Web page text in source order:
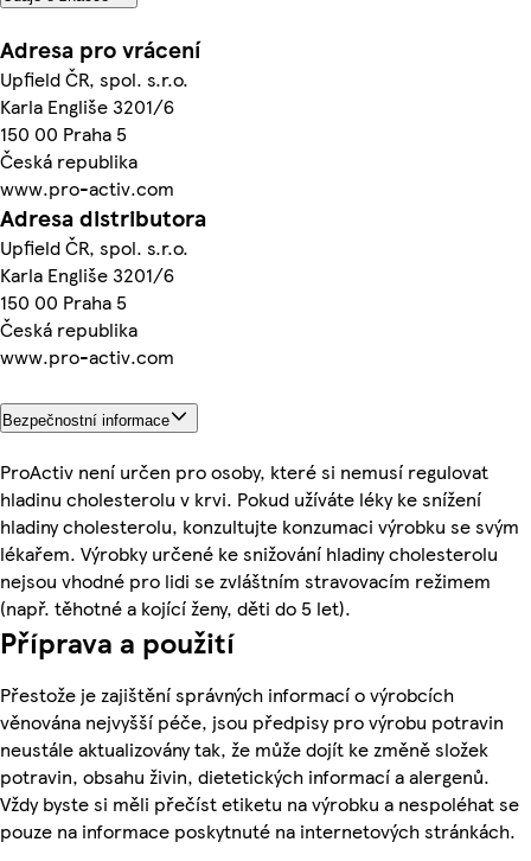
Adresa pro vrácení
Upfield ČR, spol. s.r.o.
Karla Engliše 3201/6
150 00 Praha 5
Česká republika
www.pro-activ.com
Adresa distributora
Upfield ČR, spol. s.r.o.
Karla Engliše 3201/6
150 00 Praha 5
Česká republika
www.pro-activ.com
Bezpečnostní informace
ProActiv není určen pro osoby, které si nemusí regulovat
hladinu cholesterolu v krvi. Pokud užíváte léky ke snížení
hladiny cholesterolu, konzultujte konzumaci výrobku se svým
lékařem. Výrobky určené ke snižování hladiny cholesterolu
nejsou vhodné pro lidi se zvláštním stravovacím režimem
(např. těhotné a kojící ženy, děti do 5 let).
Příprava a použití
Přestože je zajištění správných informací o výrobcích
věnována nejvyšší péče, jsou předpisy pro výrobu potravin
neustále aktualizovány tak, že může dojít ke změně složek
potravin, obsahu živin, dietetických informací a alergenů.
Vždy byste si měli přečíst etiketu na výrobku a nespoléhat se
pouze na informace poskytnuté na internetových stránkách.